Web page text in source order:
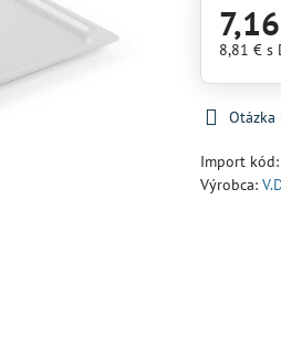
8,81 €s
Import
Výrobca: